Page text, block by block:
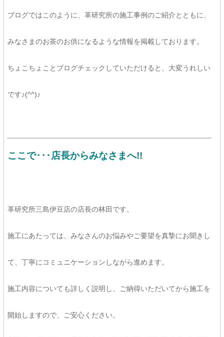
ブログではこのように、革研究所の施工事例のご紹介とともに、
みなさまのお茶のお供になるような情報を掲載しております。
ちょこちょことブログチェックしていただけると、大変うれしい
です♪(^^)♪
ここで･･･店長からみなさまへ!!
革研究所三島伊豆店の店長の林田です。
施工にあたっては、みなさんのお悩みやご要望を真摯にお聞きし
て、丁寧にコミュニケーションしながら進めます。
施工内容についても詳しく説明し、ご納得いただいてから施工を
開始しますので、ご安心ください。